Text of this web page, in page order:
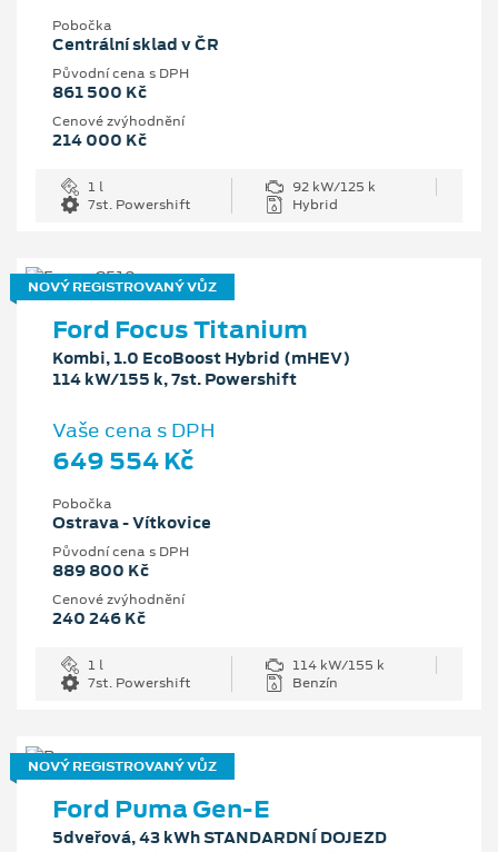
Pobočka
Centrální sklad v ČR
Původní cena s DPH
861 500 Kč
Cenové zvýhodnění
214 000 Kč
1 l
92 kW/125 k
7st. Powershift
Hybrid
NOVÝ REGISTROVANÝ VŮZ
Ford Focus Titanium
Kombi, 1.0 EcoBoost Hybrid (mHEV)
114 kW/155 k, 7st. Powershift
Vaše cena s DPH
649 554 Kč
Pobočka
Ostrava - Vítkovice
Původní cena s DPH
889 800 Kč
Cenové zvýhodnění
240 246 Kč
1 l
114 kW/155 k
7st. Powershift
Benzín
NOVÝ REGISTROVANÝ VŮZ
Ford Puma Gen-E
5dveřová, 43 kWh STANDARDNÍ DOJEZD